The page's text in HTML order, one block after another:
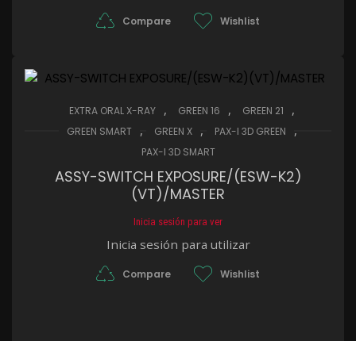
Compare Wishlist
EXTRA ORAL X-RAY , GREEN 16 , GREEN 21 ,
GREEN SMART , GREEN X , PAX-I 3D GREEN ,
PAX-I 3D SMART
ASSY-SWITCH EXPOSURE/(ESW-K2)
(VT)/MASTER
Inicia sesión para ver
Inicia sesión para utilizar
Compare Wishlist